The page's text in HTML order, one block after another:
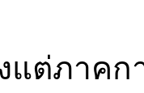
แต่ภาค